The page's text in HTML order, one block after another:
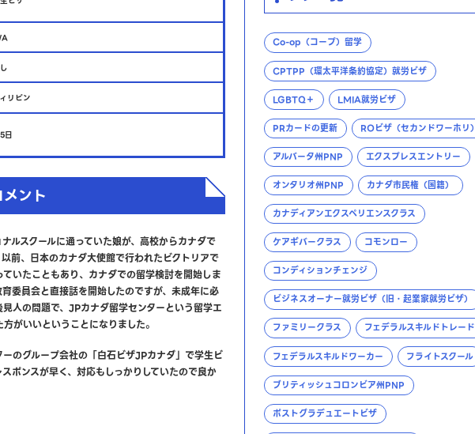
リピン
日
ント
ルスクールに通っていた娘が、高校からカナダで
前、日本のカナダ大使館で行われたビクトリアで
いたこともあり、カナダでの留学検討を開始しま
委員会と直接話を開始したのですが、未成年に必
人の問題で、JPカナダ留学センターという留学エ
がいいということになりました。
のグループ会社の「白石ビザJPカナダ」で学生ビ
ポンスが早く、対応もしっかりしていたので良か
Co-op（コープ）留学
CPTPP（環太平洋条約協定）就労ビザ
LGBTQ＋ LMIA就労ビザ
PRカードの更新 ROビザ（セカンドワーホリ）
アルバータ州PNP エクスプレスエントリー
オンタリオ州PNP カナダ市民権（国籍）
カナディアンエクスペリエンスクラス
ケアギバークラス コモンロー
コンディションチェンジ
ビジネスオーナー就労ビザ（旧・起業家就労ビザ）
ファミリークラス フェデラルスキルドトレード
フェデラルスキルドワーカー フライトスクール
ブリティッシュコロンビア州PNP
ポストグラデュエートビザ